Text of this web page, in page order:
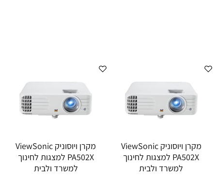
מקרן ויוסוניק ViewSonic
PA502X למצגות לחינוך
למשרד ולבית
מקרן ויוסוניק ViewSonic
PA502X למצגות לחינוך
למשרד ולבית